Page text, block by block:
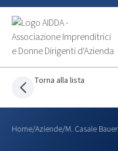
Torna alla lista
Home/Aziende/M. Casale Bauer